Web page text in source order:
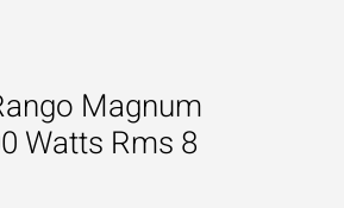
Magnum
Watts Rms 8